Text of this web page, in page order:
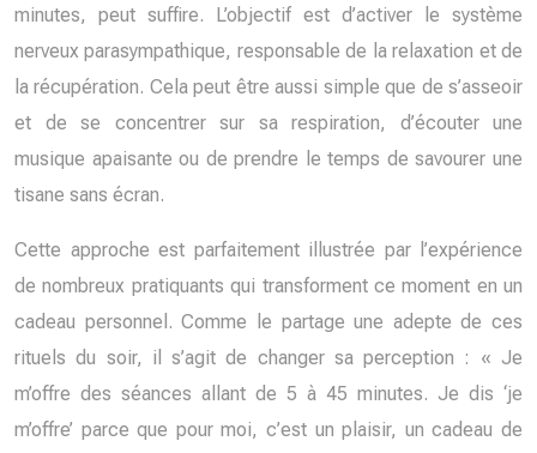
minutes, peut suffire. L’objectif est d’activer le système
nerveux parasympathique, responsable de la relaxation et de
la récupération. Cela peut être aussi simple que de s’asseoir
et de se concentrer sur sa respiration, d’écouter une
musique apaisante ou de prendre le temps de savourer une
tisane sans écran.
Cette approche est parfaitement illustrée par l’expérience
de nombreux pratiquants qui transforment ce moment en un
cadeau personnel. Comme le partage une adepte de ces
rituels du soir, il s’agit de changer sa perception : « Je
m’offre des séances allant de 5 à 45 minutes. Je dis ‘je
m’offre’ parce que pour moi, c’est un plaisir, un cadeau de